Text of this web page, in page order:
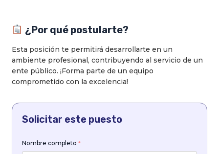
¿Por qué postularte?
Esta posición te permitirá desarrollarte en un
ambiente profesional, contribuyendo al servicio de un
ente público. ¡Forma parte de un equipo
comprometido con la excelencia!
Solicitar este puesto
Nombre completo *